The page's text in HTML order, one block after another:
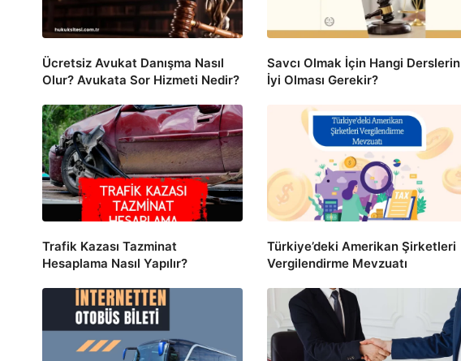
Ücretsiz Avukat Danışma Nasıl
Olur? Avukata Sor Hizmeti Nedir?
Savcı Olmak İçin Hangi Derslerin
İyi Olması Gerekir?
Trafik Kazası Tazminat
Hesaplama Nasıl Yapılır?
Türkiye’deki Amerikan Şirketleri
Vergilendirme Mevzuatı